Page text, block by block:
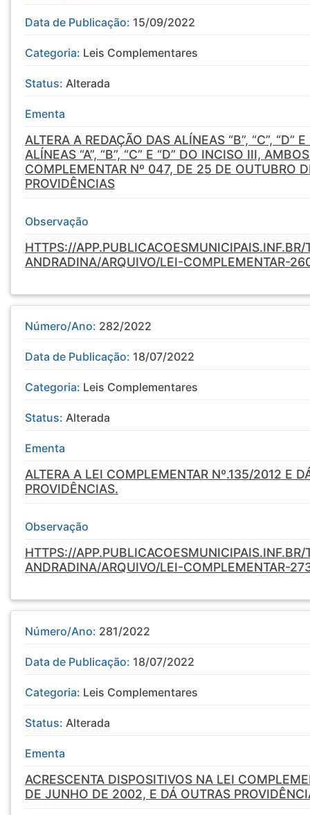
Data de Publicação: 15/09/2022
Categoria: Leis Complementares
Status: Alterada
Ementa
ALTERA A REDAÇÃO DAS ALÍNEAS “B”, “C”, “D”
ALÍNEAS “A”, “B”, “C” E “D” DO INCISO III,
COMPLEMENTAR Nº 047, DE 25 DE OUTUBRO
PROVIDÊNCIAS
Observação
HTTPS://
ANDRADINA/ARQUIVO/LEI-COMPLEMENTAR-
Número/Ano: 282/2022
Data de Publicação: 18/07/2022
Categoria: Leis Complementares
Status: Alterada
Ementa
ALTERA A LEI COMPLEMENTAR Nº.135/2012 E
PROVIDÊNCIAS.
Observação
HTTPS://
ANDRADINA/ARQUIVO/LEI-COMPLEMENTAR-
Número/Ano: 281/2022
Data de Publicação: 18/07/2022
Categoria: Leis Complementares
Status: Alterada
Ementa
ACRESCENTA DISPOSITIVOS NA LEI
DE JUNHO DE 2002, E DÁ OUTRAS